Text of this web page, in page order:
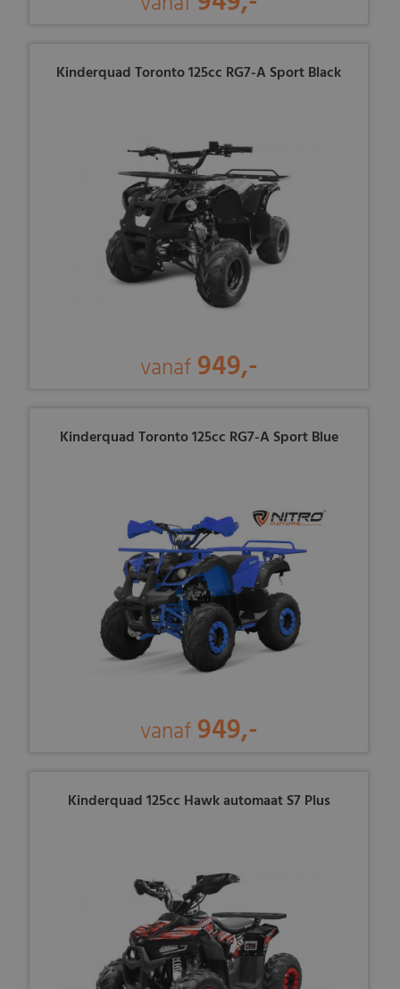
Kinderquad Toronto 125cc RG7-A Sport Black
vanaf 949,-
Kinderquad Toronto 125cc RG7-A Sport Blue
vanaf 949,-
Kinderquad 125cc Hawk automaat S7 Plus